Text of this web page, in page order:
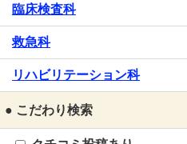
臨床検査科
救急科
リハビリテーション科
● こだわり検索